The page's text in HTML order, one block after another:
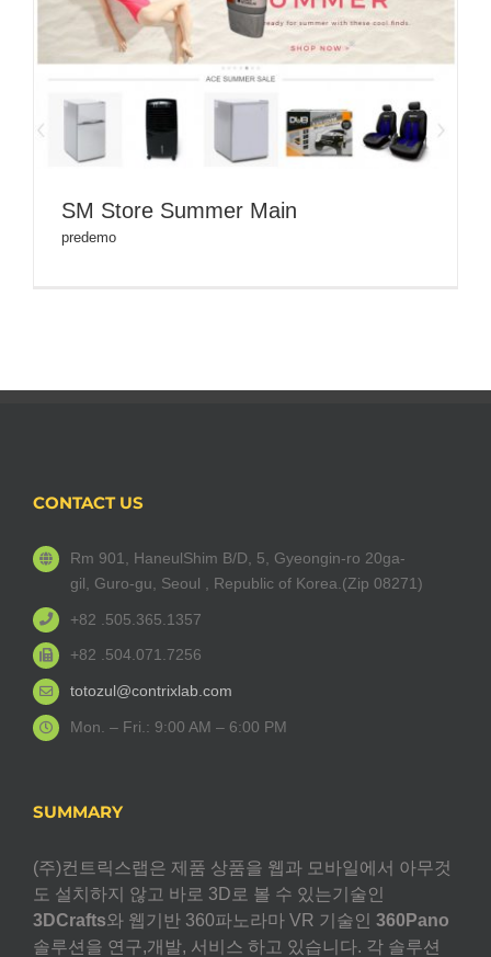
SM Store Summer Main
predemo
CONTACT US
Rm 901, HaneulShim B/D, 5, Gyeongin-ro 20ga-
gil, Guro-gu, Seoul , Republic of Korea.(Zip 08271)
+82 .505.365.1357
+82 .504.071.7256
totozul@contrixlab.com
Mon. – Fri.: 9:00 AM – 6:00 PM
SUMMARY
(주)컨트릭스랩은 제품 상품을 웹과 모바일에서 아무것
도 설치하지 않고 바로 3D로 볼 수 있는기술인
3DCrafts와 웹기반 360파노라마 VR 기술인 360Pano
솔루션을 연구,개발, 서비스 하고 있습니다. 각 솔루션